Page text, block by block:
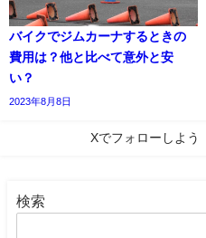
バイクでジムカーナするときの
費用は？他と比べて意外と安
い？
2023年8月8日
Xでフォローしよう
検索